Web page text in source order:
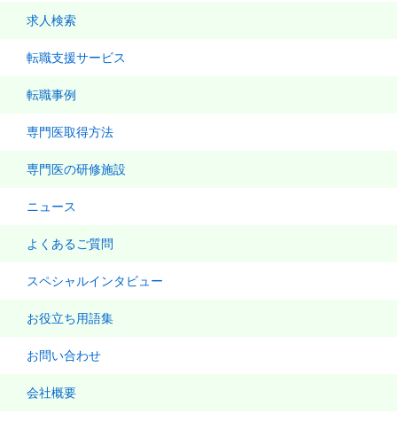
求人検索
転職支援サービス
転職事例
専門医取得方法
専門医の研修施設
ニュース
よくあるご質問
スペシャルインタビュー
お役立ち用語集
お問い合わせ
会社概要